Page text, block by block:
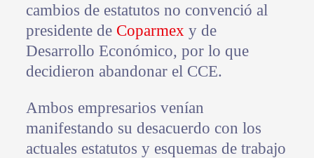
cambios de estatutos no convenció al
presidente de Coparmex y de
Desarrollo Económico, por lo que
decidieron abandonar el CCE.
Ambos empresarios venían
manifestando su desacuerdo con los
actuales estatutos y esquemas de trabajo